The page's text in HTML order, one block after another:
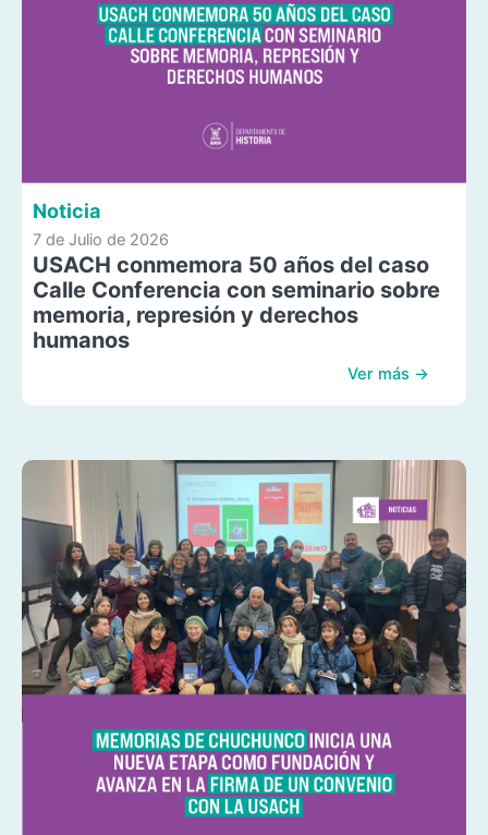
Noticia
7 de Julio de 2026
USACH conmemora 50 años del caso
Calle Conferencia con seminario sobre
memoria, represión y derechos
humanos
Ver más →